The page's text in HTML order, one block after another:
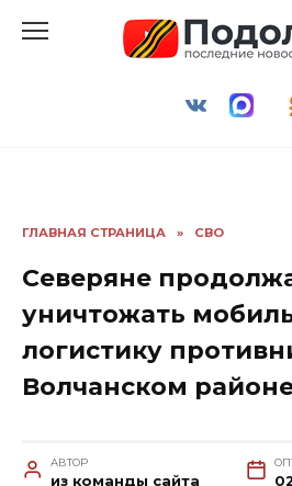
ГЛАВНАЯ СТРАНИЦА » СВО
Северяне
уничтожать
логистику
Волчанском
АВТОР
из команды сайта